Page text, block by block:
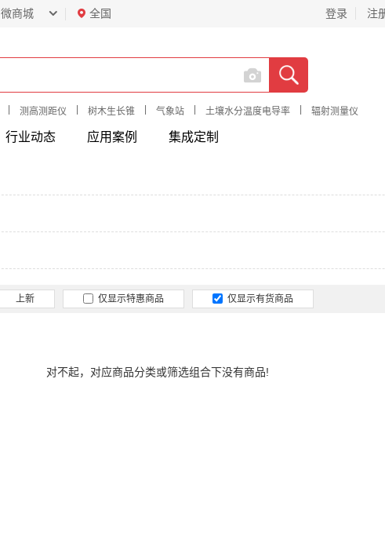
微商城 全国 登录 注
测高测距仪 树木生长锥 气象站 土壤水分温度电导率 辐射测量仪
行业动态 应用案例 集成定制
上新 仅显示特惠商品 仅显示有货商品
对不起，对应商品分类或筛选组合下没有商品!